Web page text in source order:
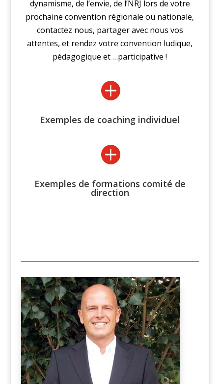
dynamisme, de l’envie, de l’NRJ lors de votre
prochaine convention régionale ou nationale,
contactez nous, partager avec nous vos
attentes, et rendez votre convention ludique,
pédagogique et …participative !

Exemples de coaching individuel

Exemples de formations comité de
direction